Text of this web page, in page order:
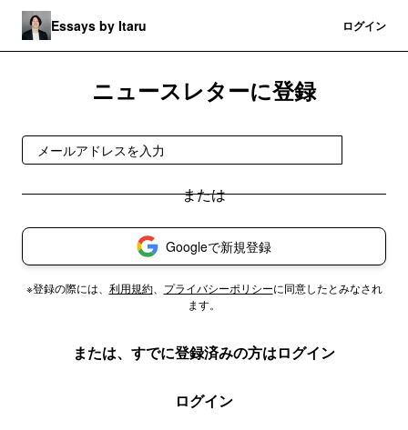
Essays by Itaru ログイン
ニュースレターに登録
Googleで新規登録
※登録の際には、 利用規約、 プライバシーポリシーに同意したとみなされ
ます。
または、すでに登録済みの方はログイン
ログイン